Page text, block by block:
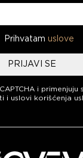
Prihvatam uslove
PRIJAVI SE
i primenjuju
i uslovi korišćenja